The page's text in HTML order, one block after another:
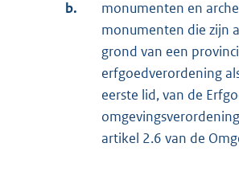
b.
monumenten en
monumenten die zijn
grond van een
erfgoedverordening
eerste lid, van de
artikel 2.6 van de